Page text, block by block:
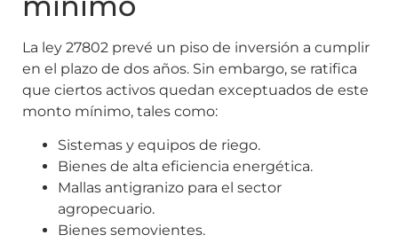
La ley 27802 prevé un piso de inversión a cumplir
en el plazo de dos años. Sin embargo, se ratifica
que ciertos activos quedan exceptuados de este
monto mínimo, tales como:
Sistemas y equipos de riego.
Bienes de alta eficiencia energética.
Mallas antigranizo para el sector
agropecuario.
Bienes semovientes.